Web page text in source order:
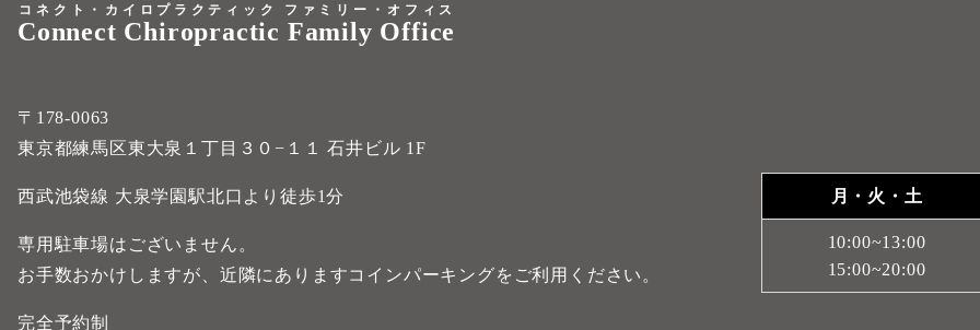
Connect Chiropractic Family Office
コネクト・カイロプラクティック ファミリー・オフィス
〒178-0063
東京都練馬区東大泉１丁目３０−１１ 石井ビル 1F
西武池袋線 大泉学園駅北口より徒歩1分
専用駐車場はございません。
お手数おかけしますが、近隣にありますコインパーキングをご利用ください。
完全予約制
月・火・土
10:00~13:00
15:00~20:00